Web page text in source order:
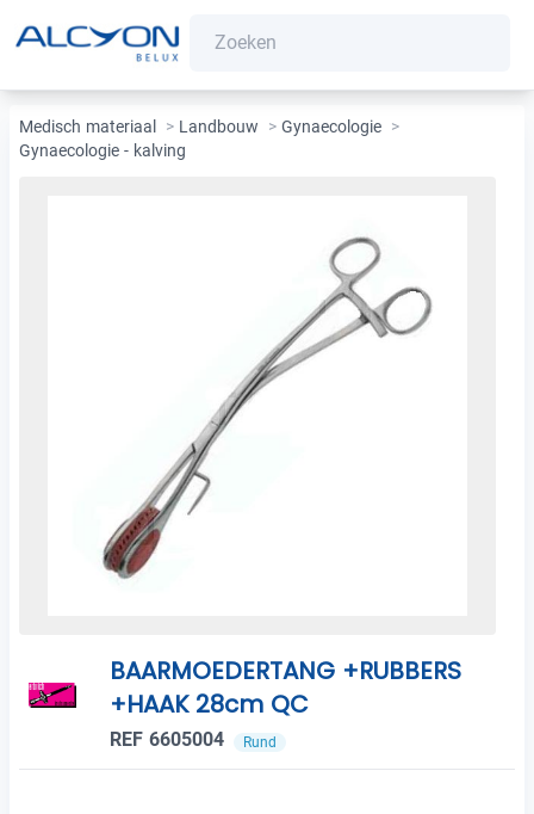
Medisch materiaal > Landbouw > Gynaecologie >
Gynaecologie - kalving
BAARMOEDERTANG +RUBBERS
+HAAK 28cm QC
REF 6605004 Rund